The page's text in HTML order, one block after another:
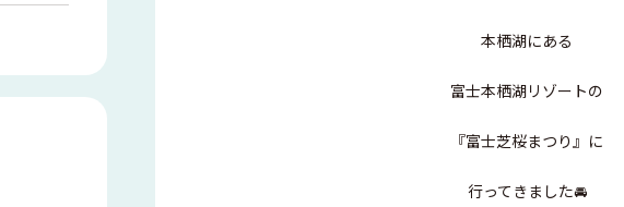
本栖湖にある
富士本栖湖リゾートの
『富士芝桜まつり』に
行ってきました🚘